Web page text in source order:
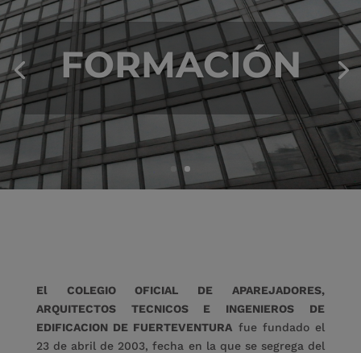
FORMACIÓN
El COLEGIO OFICIAL DE APAREJADORES,
ARQUITECTOS TECNICOS E INGENIEROS DE
EDIFICACION DE FUERTEVENTURA fue fundado el
23 de abril de 2003, fecha en la que se segrega del